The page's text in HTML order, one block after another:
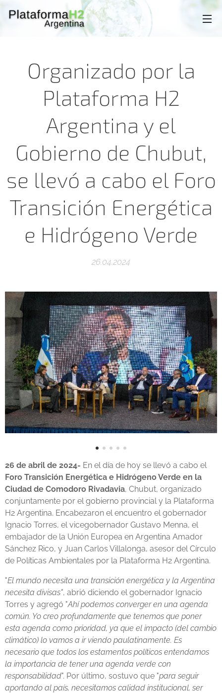
Organizado por la
Plataforma H2
Argentina y el
Gobierno de Chubut,
se llevó a cabo el Foro
Transición Energética
e Hidrógeno Verde
26.04.2024
26 de abril de 2024- En el día de hoy se llevó a cabo el
Foro Transición Energética e Hidrógeno Verde en la
Ciudad de Comodoro Rivadavia, Chubut, organizado
conjuntamente por el gobierno provincial y la Plataforma
H2 Argentina. Encabezaron el encuentro el gobernador
Ignacio Torres, el vicegobernador Gustavo Menna, el
embajador de la Unión Europea en Argentina Amador
Sánchez Rico, y Juan Carlos Villalonga, asesor del Círculo
de Políticas Ambientales por la Plataforma H2 Argentina.
"El mundo necesita una transición energética y la Argentina
necesita divisas", abrió diciendo el gobernador Ignacio
Torres y agregó "Ahí podemos converger en una agenda
común. Yo creo profundamente que tenemos que poner
esta agenda como prioridad, ya que el impacto (del cambio
climático) lo vamos a ir viendo paulatinamente. Es
necesario que todos los estamentos políticos entendamos
la importancia de tener una agenda verde con
responsabilidad". Por último, sostuvo que "para seguir
aportando al país, necesitamos calidad institucional, ser